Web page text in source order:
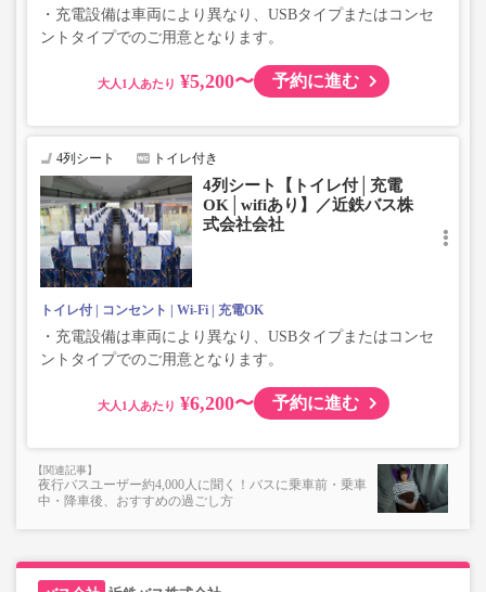
・充電設備は車両により異なり、USBタイプまたはコンセ
ントタイプでのご用意となります。
大人 ¥5,200〜 予約に進む
4列シート トイレ付き
4列シート【トイレ付│充電
OK│wifiあり】／近鉄バス株
式会社会社
トイレ付 コンセント Wi-Fi 充電OK
・充電設備は車両により異なり、USBタイプまたはコンセ
ントタイプでのご用意となります。
大人 ¥6,200〜 予約に進む
夜行バスユーザー約4,000人に聞く！バスに乗車前・乗車
中・降車後、おすすめの過ごし方